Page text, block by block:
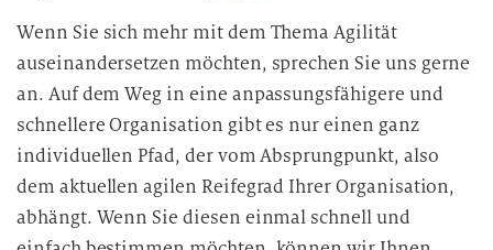
Wenn Sie sich mehr mit dem Thema Agilität
auseinandersetzen möchten, sprechen Sie uns gerne
an. Auf dem Weg in eine anpassungsfähigere und
schnellere Organisation gibt es nur einen ganz
individuellen Pfad, der vom Absprungpunkt, also
dem aktuellen agilen Reifegrad Ihrer Organisation,
abhängt. Wenn Sie diesen einmal schnell und